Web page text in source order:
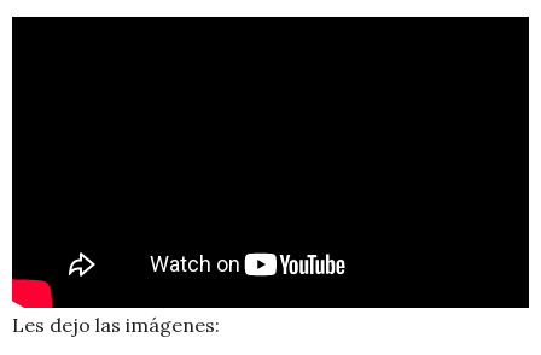
Les dejo las imágenes: